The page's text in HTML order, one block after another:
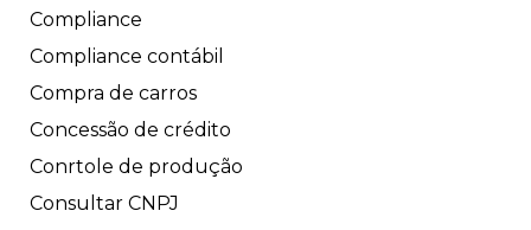
Compliance
Compliance contábil
Compra de carros
Concessão de crédito
Conrtole de produção
Consultar CNPJ